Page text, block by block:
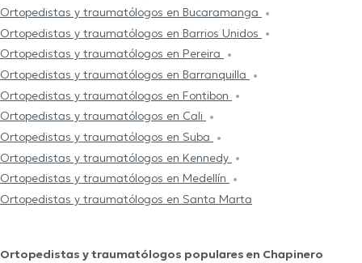
Ortopedistas y traumatólogos en Bucaramanga
Ortopedistas y traumatólogos en Barrios Unidos
Ortopedistas y traumatólogos en Pereira
Ortopedistas y traumatólogos en Barranquilla
Ortopedistas y traumatólogos en Fontibon
Ortopedistas y traumatólogos en Cali
Ortopedistas y traumatólogos en Suba
Ortopedistas y traumatólogos en Kennedy
Ortopedistas y traumatólogos en Medellín
Ortopedistas y traumatólogos en Santa Marta
Ortopedistas y traumatólogos populares en Chapinero